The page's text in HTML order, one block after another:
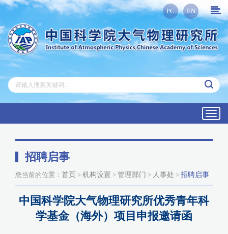
PC EN
招聘启事
您当前的位置： 首页 > 机构设置 > 管理部门 > 人事处 > 招聘启事
中国科学院大气物理研究所优秀青年科
学基金（海外）项目申报邀请函